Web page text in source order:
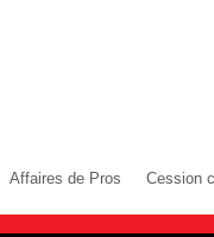
Affaires de Pros Cession